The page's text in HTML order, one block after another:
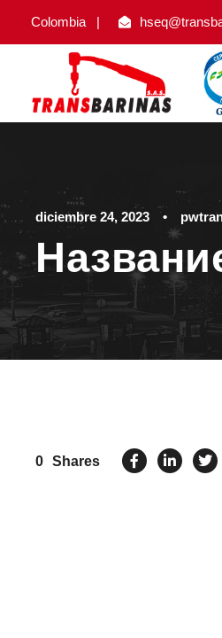
Colombia |
diciembre 24, 2023 •
0 Shares